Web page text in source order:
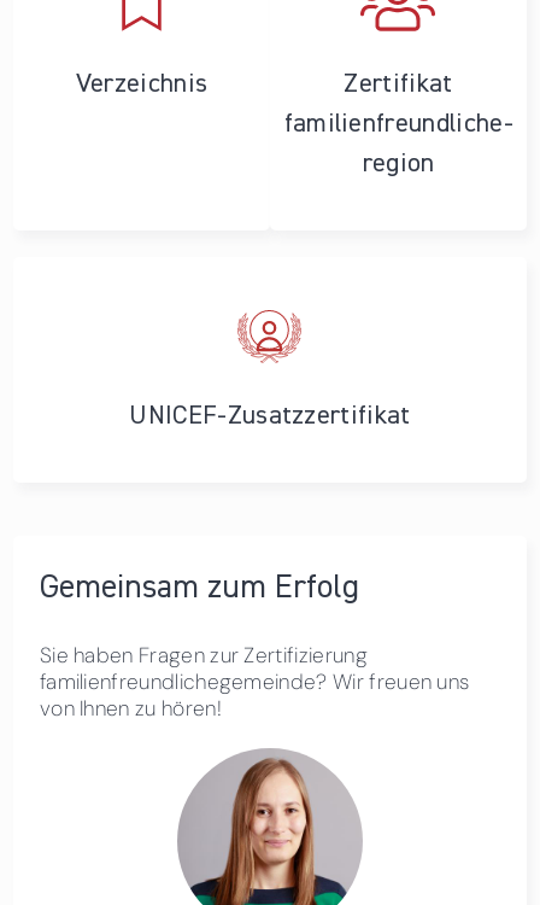
Verzeichnis
Zertifikat
familienfreundliche­
region
UNICEF-Zusatzzertifikat
Gemeinsam zum Erfolg
Sie haben Fragen zur Zertifizierung
familienfreundlichegemeinde? Wir freuen uns
von Ihnen zu hören!